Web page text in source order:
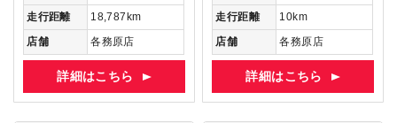
走行距離
18,787km
店舗
各務原店
詳細はこちら
走行距離
10km
店舗
各務原店
詳細はこちら